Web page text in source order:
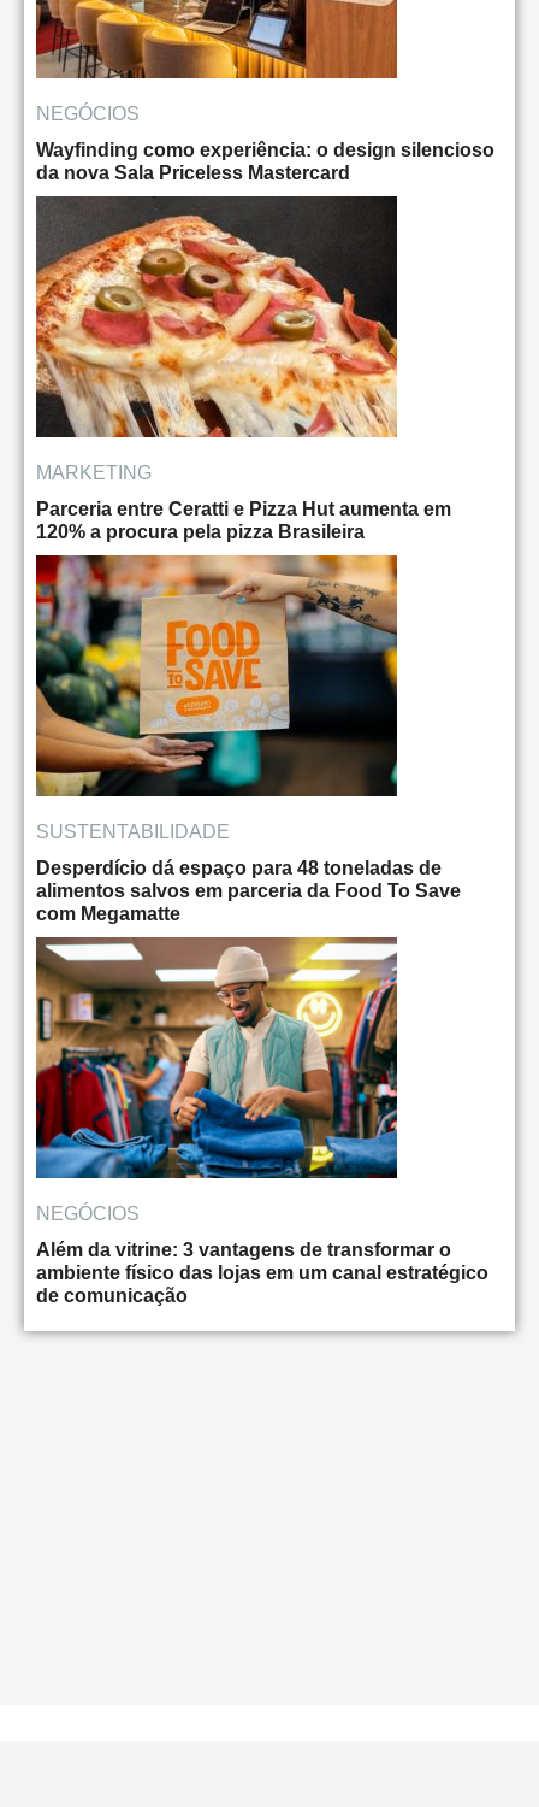
NEGÓCIOS
Wayfinding como experiência: o design silencioso
da nova Sala Priceless Mastercard
MARKETING
Parceria entre Ceratti e Pizza Hut aumenta em
120% a procura pela pizza Brasileira
SUSTENTABILIDADE
Desperdício dá espaço para 48 toneladas de
alimentos salvos em parceria da Food To Save
com Megamatte
NEGÓCIOS
Além da vitrine: 3 vantagens de transformar o
ambiente físico das lojas em um canal estratégico
de comunicação